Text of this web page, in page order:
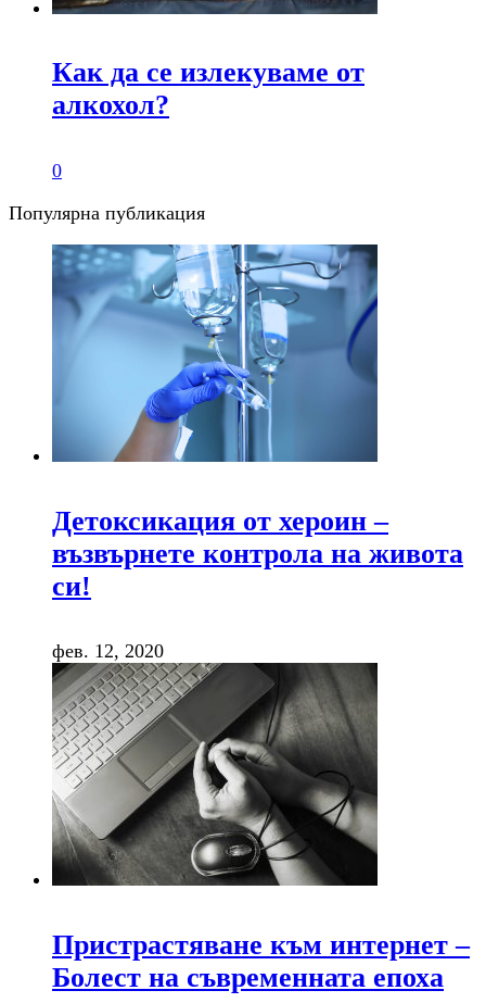
Как да се излекуваме от
алкохол?
0
Популярна публикация
Детоксикация от хероин –
възвърнете контрола на живота
си!
фев. 12, 2020
Пристрастяване към интернет –
Болест на съвременната епоха